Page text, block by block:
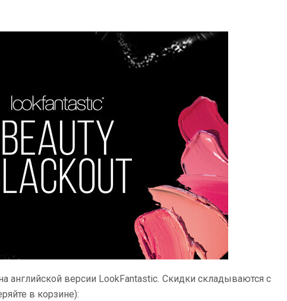
английской версии LookFantastic. Скидки складываются с
в корзине):